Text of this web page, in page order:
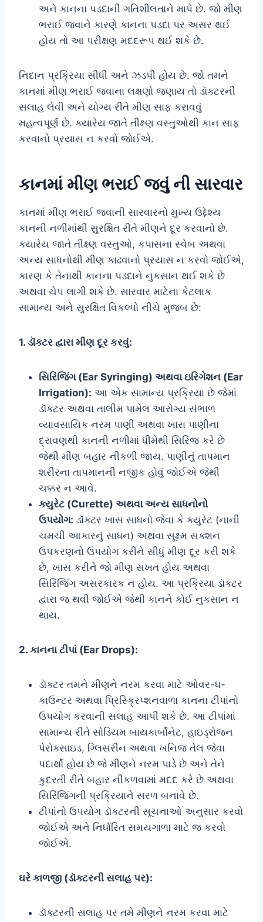
અને કાનના પડદાની ગતિશીલતાને માપે છે. જો મીણ
ભરાઈ જવાને કારણે કાનના પડદા પર અસર થઈ
હોય તો આ પરીક્ષણ મદદરૂપ થઈ શકે છે.
નિદાન પ્રક્રિયા સીધી અને ઝડપી હોય છે. જો તમને
કાનમાં મીણ ભરાઈ જવાના લક્ષણો જણાય તો ડૉક્ટરની
સલાહ લેવી અને યોગ્ય રીતે મીણ સાફ કરાવવું
મહત્વપૂર્ણ છે. ક્યારેય જાતે તીક્ષ્ણ વસ્તુઓથી કાન સાફ
કરવાનો પ્રયાસ ન કરવો જોઈએ.
કાનમાં મીણ ભરાઈ જવું ની સારવાર
કાનમાં મીણ ભરાઈ જવાની સારવારનો મુખ્ય ઉદ્દેશ્ય
કાનની નળીમાંથી સુરક્ષિત રીતે મીણને દૂર કરવાનો છે.
ક્યારેય જાતે તીક્ષ્ણ વસ્તુઓ, કપાસના સ્વેબ અથવા
અન્ય સાધનોથી મીણ કાઢવાનો પ્રયાસ ન કરવો જોઈએ,
કારણ કે તેનાથી કાનના પડદાને નુકસાન થઈ શકે છે
અથવા ચેપ લાગી શકે છે. સારવાર માટેના કેટલાક
સામાન્ય અને સુરક્ષિત વિકલ્પો નીચે મુજબ છે:
1. ડૉક્ટર દ્વારા મીણ દૂર કરવું:
સિરિંજિંગ (Ear Syringing) અથવા ઇરિગેશન (Ear
Irrigation): આ એક સામાન્ય પ્રક્રિયા છે જેમાં
ડૉક્ટર અથવા તાલીમ પામેલ આરોગ્ય સંભાળ
વ્યાવસાયિક નરમ પાણી અથવા ખારા પાણીના
દ્રાવણથી કાનની નળીમાં ધીમેથી સિરિંજ કરે છે
જેથી મીણ બહાર નીકળી જાય. પાણીનું તાપમાન
શરીરના તાપમાનની નજીક હોવું જોઈએ જેથી
ચક્કર ન આવે.
ક્યુરેટ (Curette) અથવા અન્ય સાધનોનો
ઉપયોગ: ડૉક્ટર ખાસ સાધનો જેવા કે ક્યુરેટ (નાની
ચમચી આકારનું સાધન) અથવા સૂક્ષ્મ સક્શન
ઉપકરણનો ઉપયોગ કરીને સીધું મીણ દૂર કરી શકે
છે, ખાસ કરીને જો મીણ સખત હોય અથવા
સિરિંજિંગ અસરકારક ન હોય. આ પ્રક્રિયા ડૉક્ટર
દ્વારા જ થવી જોઈએ જેથી કાનને કોઈ નુકસાન ન
થાય.
2. કાનના ટીપાં (Ear Drops):
ડૉક્ટર તમને મીણને નરમ કરવા માટે ઓવર-ધ-
કાઉન્ટર અથવા પ્રિસ્ક્રિપ્શનવાળા કાનના ટીપાંનો
ઉપયોગ કરવાની સલાહ આપી શકે છે. આ ટીપાંમાં
સામાન્ય રીતે સોડિયમ બાયકાર્બોનેટ, હાઇડ્રોજન
પેરોક્સાઇડ, ગ્લિસરીન અથવા ખનિજ તેલ જેવા
પદાર્થો હોય છે જે મીણને નરમ પાડે છે અને તેને
કુદરતી રીતે બહાર નીકળવામાં મદદ કરે છે અથવા
સિરિંજિંગની પ્રક્રિયાને સરળ બનાવે છે.
ટીપાંનો ઉપયોગ ડૉક્ટરની સૂચનાઓ અનુસાર કરવો
જોઈએ અને નિર્ધારિત સમયગાળા માટે જ કરવો
જોઈએ.
ઘરે કાળજી (ડૉક્ટરની સલાહ પર):
ડૉક્ટરની સલાહ પર તમે મીણને નરમ કરવા માટે